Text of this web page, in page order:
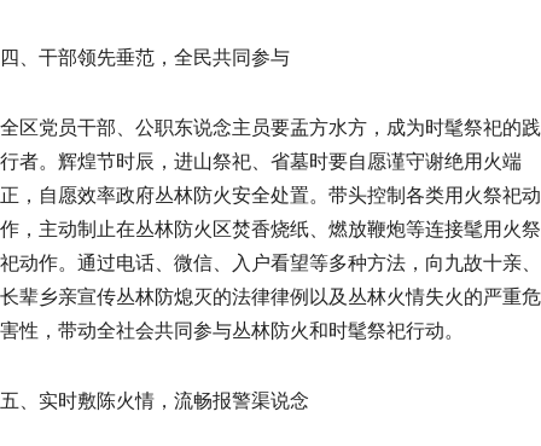
四、干部领先垂范，全民共同参与
全区党员干部、公职东说念主员要盂方水方，成为时髦祭祀的践
行者。辉煌节时辰，进山祭祀、省墓时要自愿谨守谢绝用火端
正，自愿效率政府丛林防火安全处置。带头控制各类用火祭祀动
作，主动制止在丛林防火区焚香烧纸、燃放鞭炮等连接髦用火祭
祀动作。通过电话、微信、入户看望等多种方法，向九故十亲、
长辈乡亲宣传丛林防熄灭的法律律例以及丛林火情失火的严重危
害性，带动全社会共同参与丛林防火和时髦祭祀行动。
五、实时敷陈火情，流畅报警渠说念